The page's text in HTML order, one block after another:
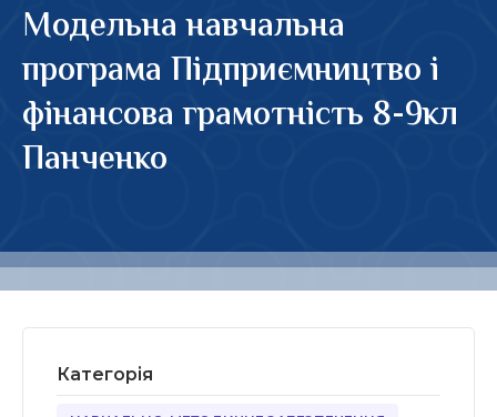
Модельна навчальна
програма Підприємництво і
фінансова грамотність 8-9кл
Панченко
Категорія